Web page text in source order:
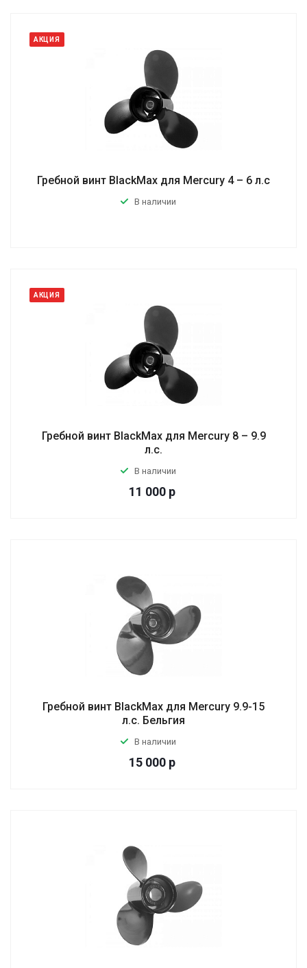
АКЦИЯ
Гребной винт BlackMax для Mercury 4 – 6 л.с
В наличии
АКЦИЯ
Гребной винт BlackMax для Mercury 8 – 9.9
л.с.
В наличии
11 000 р
Гребной винт BlackMax для Mercury 9.9-15
л.с. Бельгия
В наличии
15 000 р